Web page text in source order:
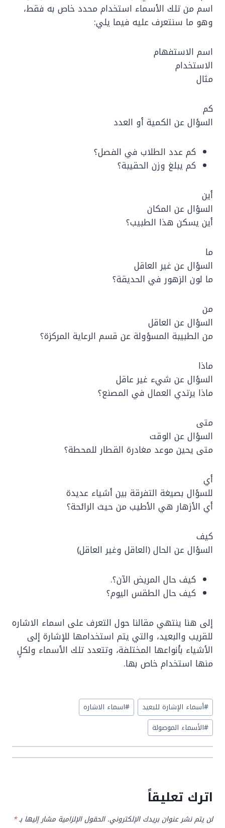
اسم من تلك الأسماء استخدام محدد خاص به فقط،
وهو ما سنتعرف عليه فيما يلي:
اسم الاستفهام
الاستخدام
مثال
كم
السؤال عن الكمية أو العدد
كم عدد الطلاب في الفصل؟
كم يبلغ وزن الحقيبة؟
أين
السؤال عن المكان
أين يسكن هذا الطبيب؟
ما
السؤال عن غير العاقل
ما لون الزهور في الحديقة؟
من
السؤال عن العاقل
من الطبيبة المسؤولة عن قسم الرعاية المركزة؟
ماذا
السؤال عن شيء غير عاقل
ماذا يرتدي العمال في المصنع؟
متى
السؤال عن الوقت
متى يحين موعد مغادرة القطار للمحطة؟
أي
للسؤال بصيغة التفرقة بين أشياء عديدة
أي الأزهار هي الأطيب من حيث الرائحة؟
كيف
السؤال عن الحال (العاقل وغير العاقل)
كيف حال المريض الآن؟.
كيف حال الطقس اليوم؟
إلى هنا ينتهي مقالنا حول التعرف على اسماء الاشاره
للقريب والبعيد، والتي يتم استخدامها للإشارة إلى
الأشياء بأنواعها المختلفة، وتتعدد تلك الأسماء ولكلٍ
منها استخدام خاص بها.
Post
Tags:
#أسماء الإشارة للبعيد #اسماء الاشاره
#الأسماء الموصولة
اترك تعليقاً
لن يتم نشر عنوان بريدك الإلكتروني. الحقول الإلزامية مشار إليها بـ*